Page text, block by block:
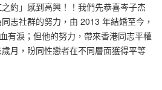
約」感到高興！！我們先恭喜岑子杰
志社群的努力，由 2013 年結婚至今，
有淚；但他的努力，帶來香港同志平權
月，盼同性戀者在不同層面獲得平等